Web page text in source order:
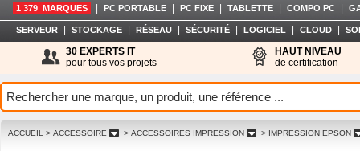
1 379 MARQUES PC PORTABLE PC FIXE TABLETTE COMPO PC
SERVEUR STOCKAGE RÉSEAU SÉCURITÉ LOGICIEL CLOUD
30 EXPERTS IT
pour tous vos projets
HAUT NIVEAU
de certification
ACCUEIL > ACCESSOIRE > ACCESSOIRES IMPRESSION > IMPRESSION EPSON